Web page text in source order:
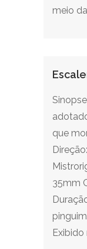
meio
que
35mm
Exibido